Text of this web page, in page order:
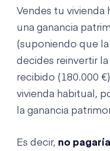
Vendes tu vivienda
una ganancia
(suponiendo que la
decides reinvertir
recibido (180.000
vivienda habitual,
la ganancia
Es decir, no